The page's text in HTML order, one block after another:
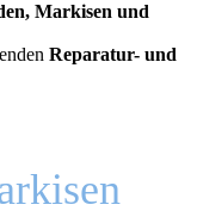
Markisen und
Reparatur- und